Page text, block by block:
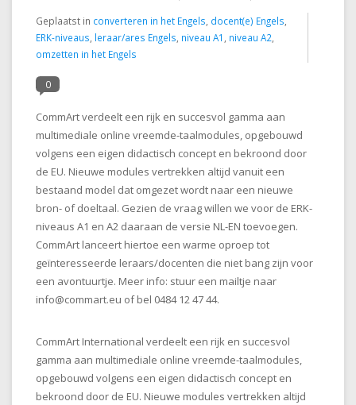
Geplaatst in converteren in het Engels, docent(e) Engels,
ERK-niveaus, leraar/ares Engels, niveau A1 , niveau A2,
omzetten in het Engels
0
CommArt verdeelt een rijk en succesvol gamma aan
multimediale online vreemde-taalmodules, opgebouwd
volgens een eigen didactisch concept en bekroond door
de EU. Nieuwe modules vertrekken altijd vanuit een
bestaand model dat omgezet wordt naar een nieuwe
bron- of doeltaal. Gezien de vraag willen we voor de ERK-
niveaus A1 en A2 daaraan de versie NL-EN toevoegen.
CommArt lanceert hiertoe een warme oproep tot
geïnteresseerde leraars/docenten die niet bang zijn voor
een avontuurtje. Meer info: stuur een mailtje naar
info@commart.eu of bel 0484 12 47 44.
CommArt International verdeelt een rijk en succesvol
gamma aan multimediale online vreemde-taalmodules,
opgebouwd volgens een eigen didactisch concept en
bekroond door de EU. Nieuwe modules vertrekken altijd